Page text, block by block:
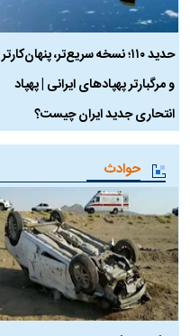
حدید ۱۱۰؛ نسخه سریع‌تر، پنهان‌کارتر
و مرگبارتر پهپادهای ایرانی | پهپاد
انتحاری جدید ایران چیست؟
حوادث